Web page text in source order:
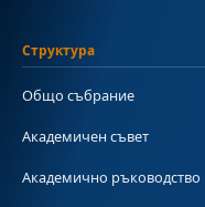
Структура
Общо събрание
Академичен съвет
Академично ръководство